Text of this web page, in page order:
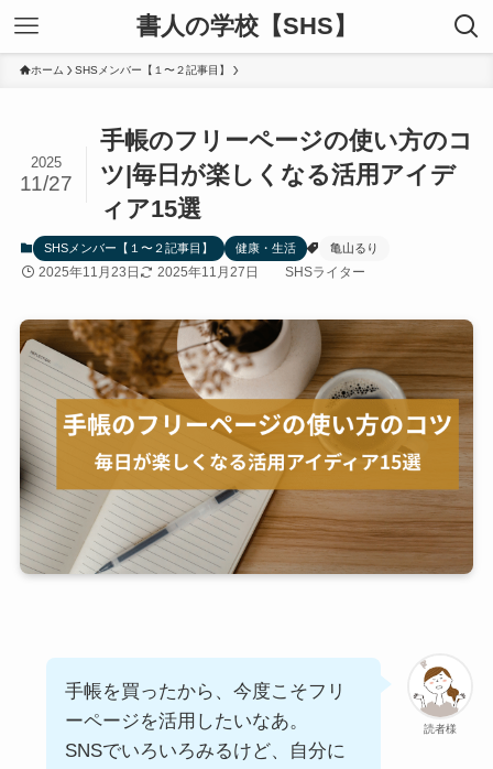
書人の学校【SHS】
ホーム SHSメンバー【１〜２記事目】
手帳のフリーページの使い方のコ
ツ|毎日が楽しくなる活用アイデ
ィア15選
2025
11/27
SHSメンバー【１〜２記事目】 健康・生活 亀山るり
2025年11月23日 2025年11月27日 SHSライター
読者様
手帳を買ったから、今度こそフリ
ーページを活用したいなあ。
SNSでいろいろみるけど、自分に